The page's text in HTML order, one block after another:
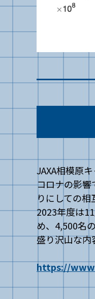
JAXA相模原
コロナの影響
りにしての相
2023年度は
め、4,500名
盛り沢山な内
https://